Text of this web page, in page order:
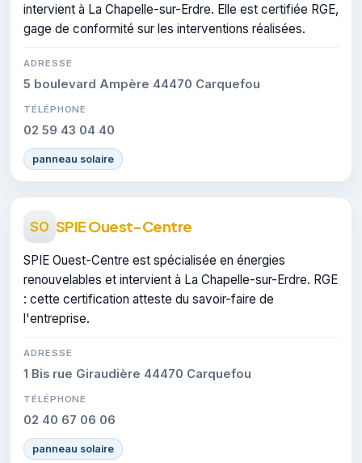
intervient à La Chapelle-sur-Erdre. Elle est certifiée RGE,
gage de conformité sur les interventions réalisées.
ADRESSE
5 boulevard Ampère 44470 Carquefou
TÉLÉPHONE
02 59 43 04 40
panneau solaire
SO SPIE Ouest-Centre
SPIE Ouest-Centre est spécialisée en énergies
renouvelables et intervient à La Chapelle-sur-Erdre. RGE
: cette certification atteste du savoir-faire de
l'entreprise.
ADRESSE
1 Bis rue Giraudière 44470 Carquefou
TÉLÉPHONE
02 40 67 06 06
panneau solaire